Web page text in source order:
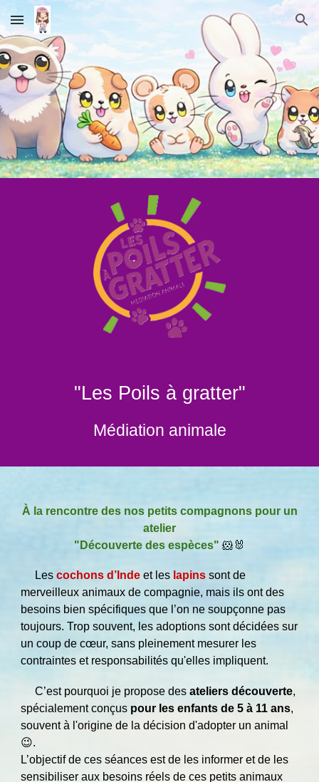
Skip to main content Skip to navigation
"Les Poils à gratter"
Médiation animale
À la rencontre des nos petits compagnons pour un
atelier
"Découverte des espèces" 🐹🐰
Lescochons d’Inde etles lapins sont de
merveilleux animaux de compagnie, mais ils ont des
besoins bien spécifiques que l’on ne soupçonne pas
toujours. Trop souvent, les adoptions sont décidées sur
un coup de cœur, sans pleinement mesurer les
contraintes et responsabilités qu'elles impliquent.
C’est pourquoi je propose desateliers découverte,
spécialement conçus pour les enfants de 5 à 11 ans,
souvent à l'origine de la décision d'adopter un animal
😉.
L’objectif de ces séances est de les informer et de les
sensibiliser aux besoins réels de ces petits animaux